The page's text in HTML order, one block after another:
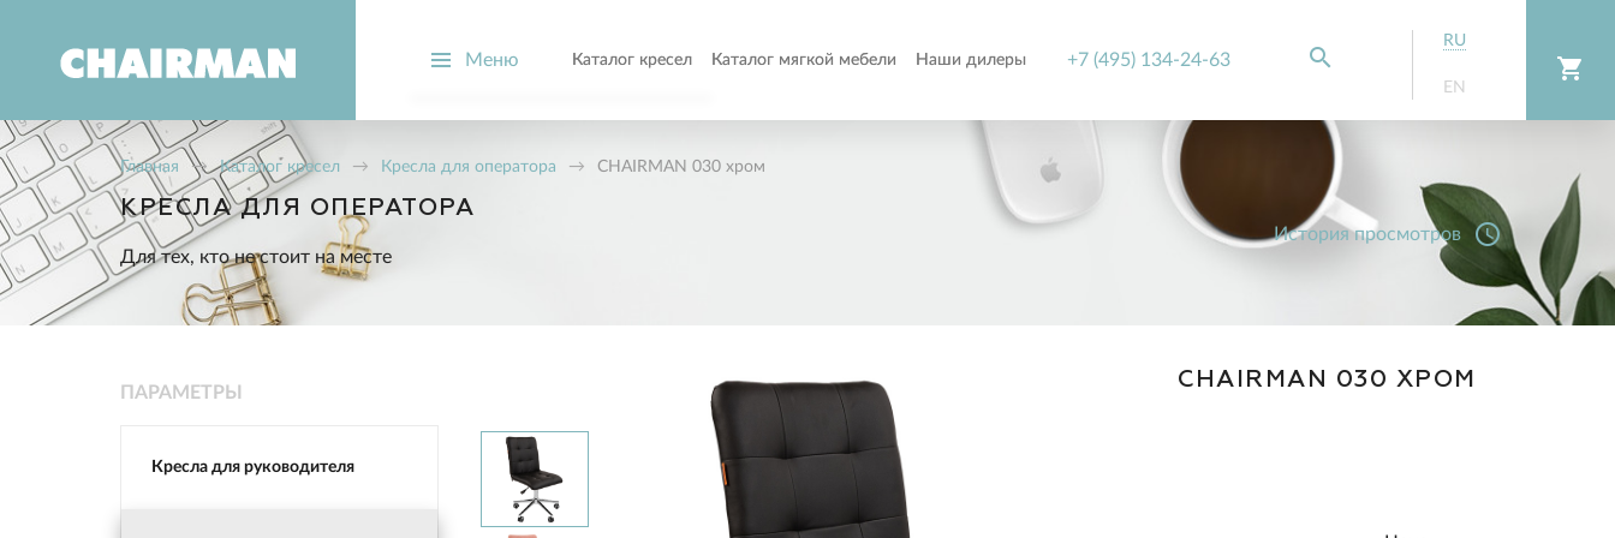
Меню Каталог кресел Каталог мягкой мебели Наши дилеры +7 (495) 134-24-63 search
RU
EN
shopping_cart
Главная → Каталог кресел → Кресла для оператора → CHAIRMAN 030 хром
КРЕСЛА ДЛЯ ОПЕРАТОРА
Для тех, кто не стоит на месте
История просмотров access_time
ПАРАМЕТРЫ
Кресла для руководителя
CHAIRMAN 030 ХРОМ